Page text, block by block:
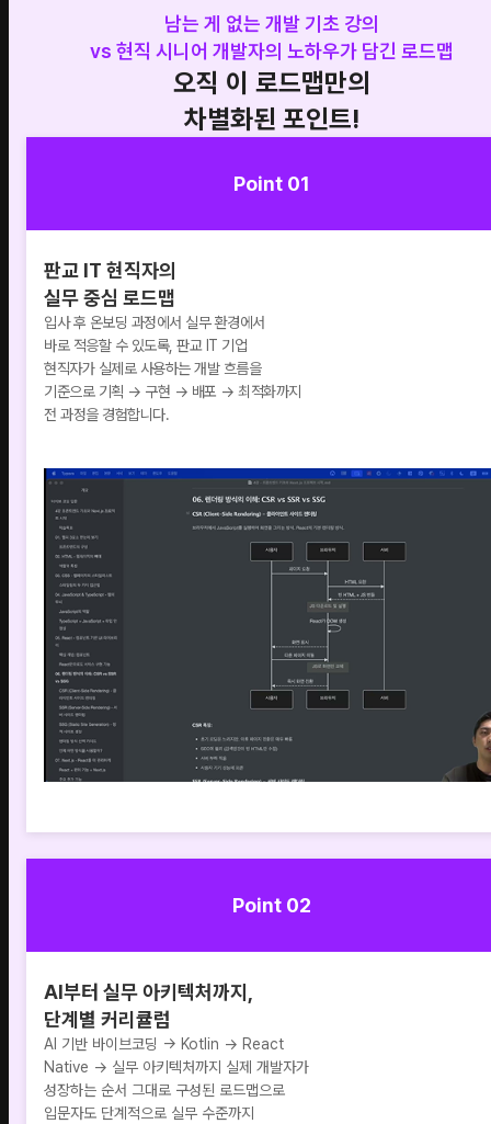
남는 게 없는 개발 기초 강의
vs 현직 시니어 개발자의 노하우가 담긴 로드맵
오직 이 로드맵만의
차별화된 포인트!
Point 01
판교 IT 현직자의
실무 중심 로드맵
입사 후 온보딩 과정에서 실무 환경에서
바로 적응할 수 있도록, 판교 IT 기업
현직자가 실제로 사용하는 개발 흐름을
기준으로 기획 → 구현 → 배포 → 최적화까지
전 과정을 경험합니다.
Point 02
AI부터 실무 아키텍처까지,
단계별 커리큘럼
AI 기반 바이브코딩 → Kotlin → React
Native → 실무 아키텍처까지 실제 개발자가
성장하는 순서 그대로 구성된 로드맵으로
입문자도 단계적으로 실무 수준까지